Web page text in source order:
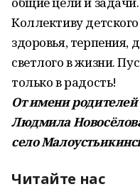
Коллективу
здоровья, терпения,
светлого в жизни.
только в радость!
От имени родителей
Людмила
село
Читайте нас